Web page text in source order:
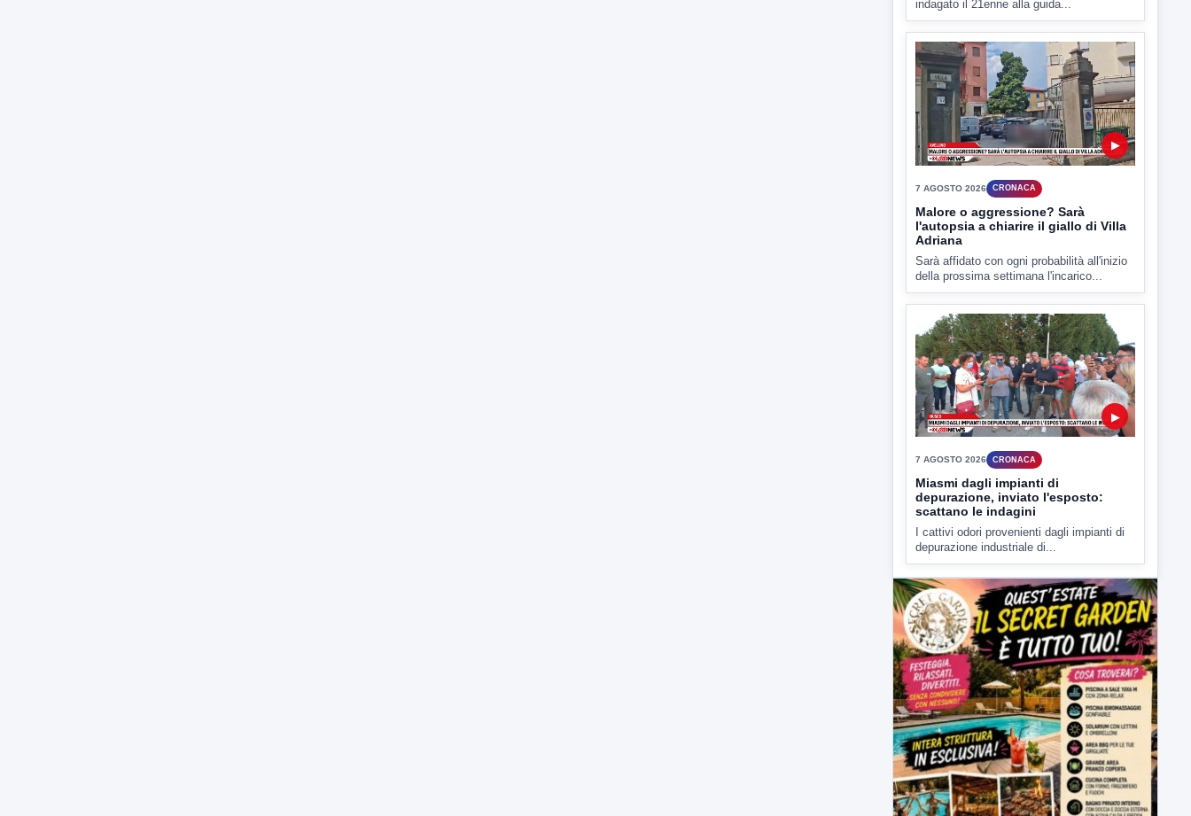
Incidente mortale a Ponte Valentino,
indagato il 21enne alla guida...
▶
7 AGOSTO 2026 CRONACA
Malore o aggressione? Sarà
l'autopsia a chiarire il giallo di Villa
Adriana
Sarà affidato con ogni probabilità all'inizio
della prossima settimana l'incarico...
▶
7 AGOSTO 2026 CRONACA
Miasmi dagli impianti di
depurazione, inviato l'esposto:
scattano le indagini
I cattivi odori provenienti dagli impianti di
depurazione industriale di...